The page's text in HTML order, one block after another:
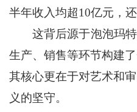
半年收入均超10亿元，
这背后源于泡泡玛特
生产、销售等环节构建
其核心更在于对艺术和
义的坚守。